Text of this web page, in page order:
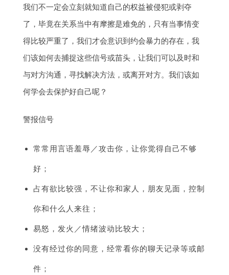
我们不一定会立刻就知道自己的权益被侵犯或剥夺
了，毕竟在关系当中有摩擦是难免的，只有当事情变
得比较严重了，我们才会意识到约会暴力的存在，我
们该如何去捕捉这些信号或苗头，让我们可以及时和
与对方沟通，寻找解决方法，或离开对方。我们该如
何学会去保护好自己呢？
警报信号
常常用言语羞辱／攻击你，让你觉得自己不够
好；
占有欲比较强，不让你和家人，朋友见面，控制
你和什么人来往；
易怒，发火／情绪波动比较大；
没有经过你的同意，经常看你的聊天记录等或邮
件；